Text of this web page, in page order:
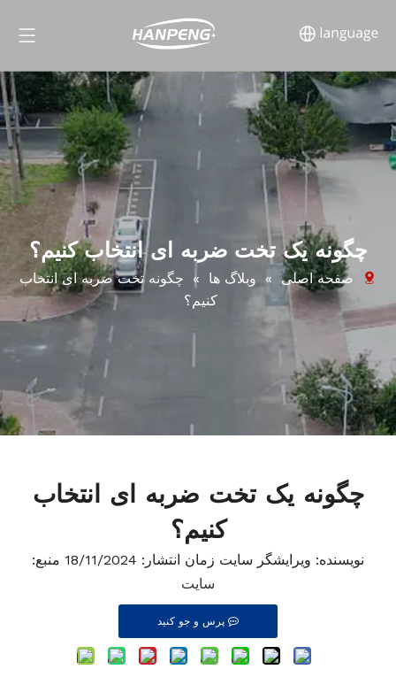
چگونه یک تخت ضربه ای انتخاب کنیم؟
صفحه اصلی » وبلاگ ها »
چگونه تخت ضربه ای انتخاب
کنیم؟
چگونه یک تخت ضربه ای انتخاب
کنیم؟
نویسنده: ویرایشگر سایت زمان انتشار: 18/11/2024 منبع:
سایت
پرس و جو کنید